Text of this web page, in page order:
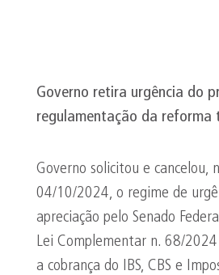
Governo retira urgência do
regulamentação da reforma
Governo solicitou e cancelou,
04/10/2024, o regime de
apreciação pelo Senado
Lei Complementar n. 68/
a cobrança do IBS, CBS e